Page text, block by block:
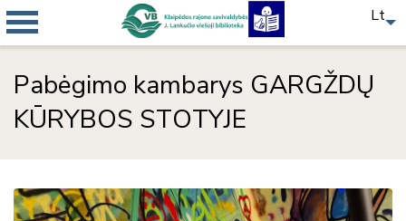
Pabėgimo kambarys GARGŽDŲ
KŪRYBOS STOTYJE
Lt